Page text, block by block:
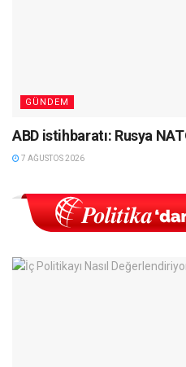
GÜNDEM
ABD istihbaratı: Rusya
7 AĞUSTOS 2026